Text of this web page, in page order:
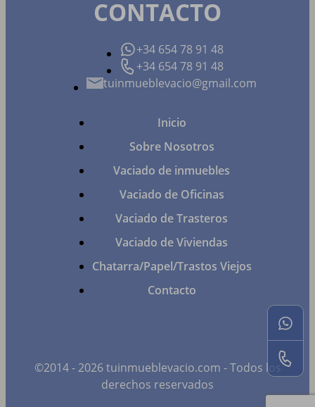
CONTACTO
+34 654 78 91 48
+34 654 78 91 48
tuinmueblevacio@gmail.com
Inicio
Sobre Nosotros
Vaciado de inmuebles
Vaciado de Oficinas
Vaciado de Trasteros
Vaciado de Viviendas
Chatarra/Papel/Trastos Viejos
Contacto
©2014 - 2026 tuinmueblevacio.com - Todos los
derechos reservados